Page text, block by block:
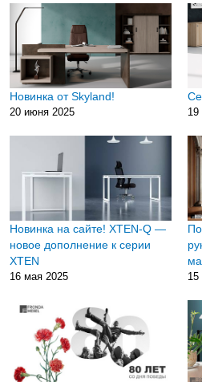
Новинка от Skyland!
20 июня 2025 19
Новинка на сайте! XTEN-Q —
новое дополнение к серии
XTEN
16 мая 2025 15